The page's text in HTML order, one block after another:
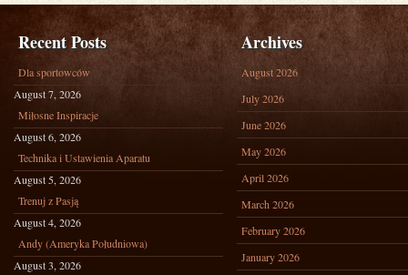
Recent Posts
Dla sportowców
August 7, 2026
Miłosne Inspiracje
August 6, 2026
Technika i Ustawienia Aparatu
August 5, 2026
Trenuj z Pasją
August 4, 2026
Andy (Ameryka Południowa)
August 3, 2026
Archives
August 2026
July 2026
June 2026
May 2026
April 2026
March 2026
February 2026
January 2026